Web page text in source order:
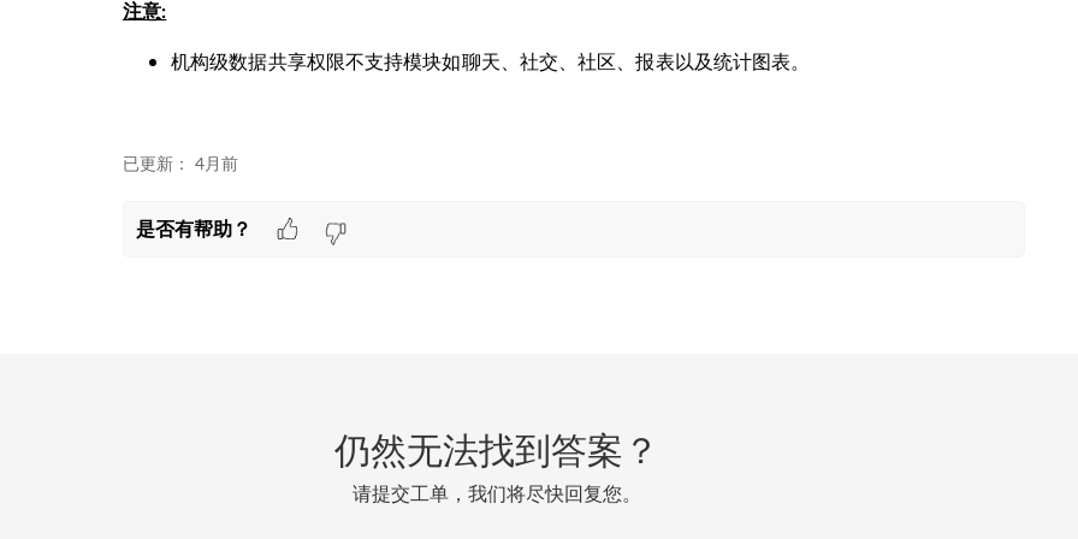
注意:
机构级数据共享权限不支持模块如聊天、社交、社区、报表以及统计图表。
已更新： 4月前
是否有帮助？
仍然无法找到答案？
请提交工单，我们将尽快回复您。